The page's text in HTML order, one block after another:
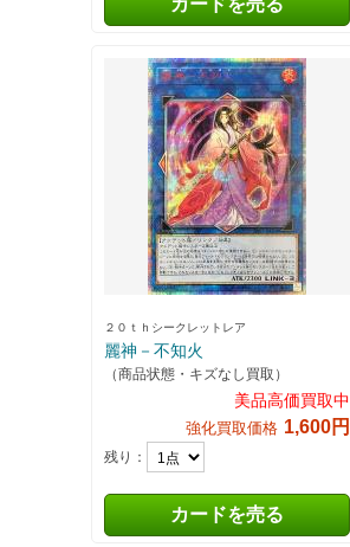
カードを売る
２０ｔｈシークレットレア
麗神－不知火
（商品状態・キズなし買取）
美品高価買取中
強化買取価格 1,600円
残り：
カードを売る